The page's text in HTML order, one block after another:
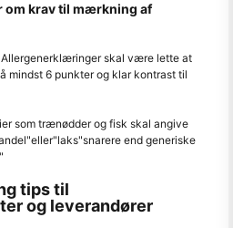
om krav til mærkning af
skal være lette at
mindst 6 punkter og klar kontrast til
som trænødder og fisk skal angive
"eller"laks"snarere end generiske
"
tips til
og leverandører